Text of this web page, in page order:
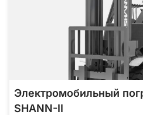
Электромобильный
SHANN-II